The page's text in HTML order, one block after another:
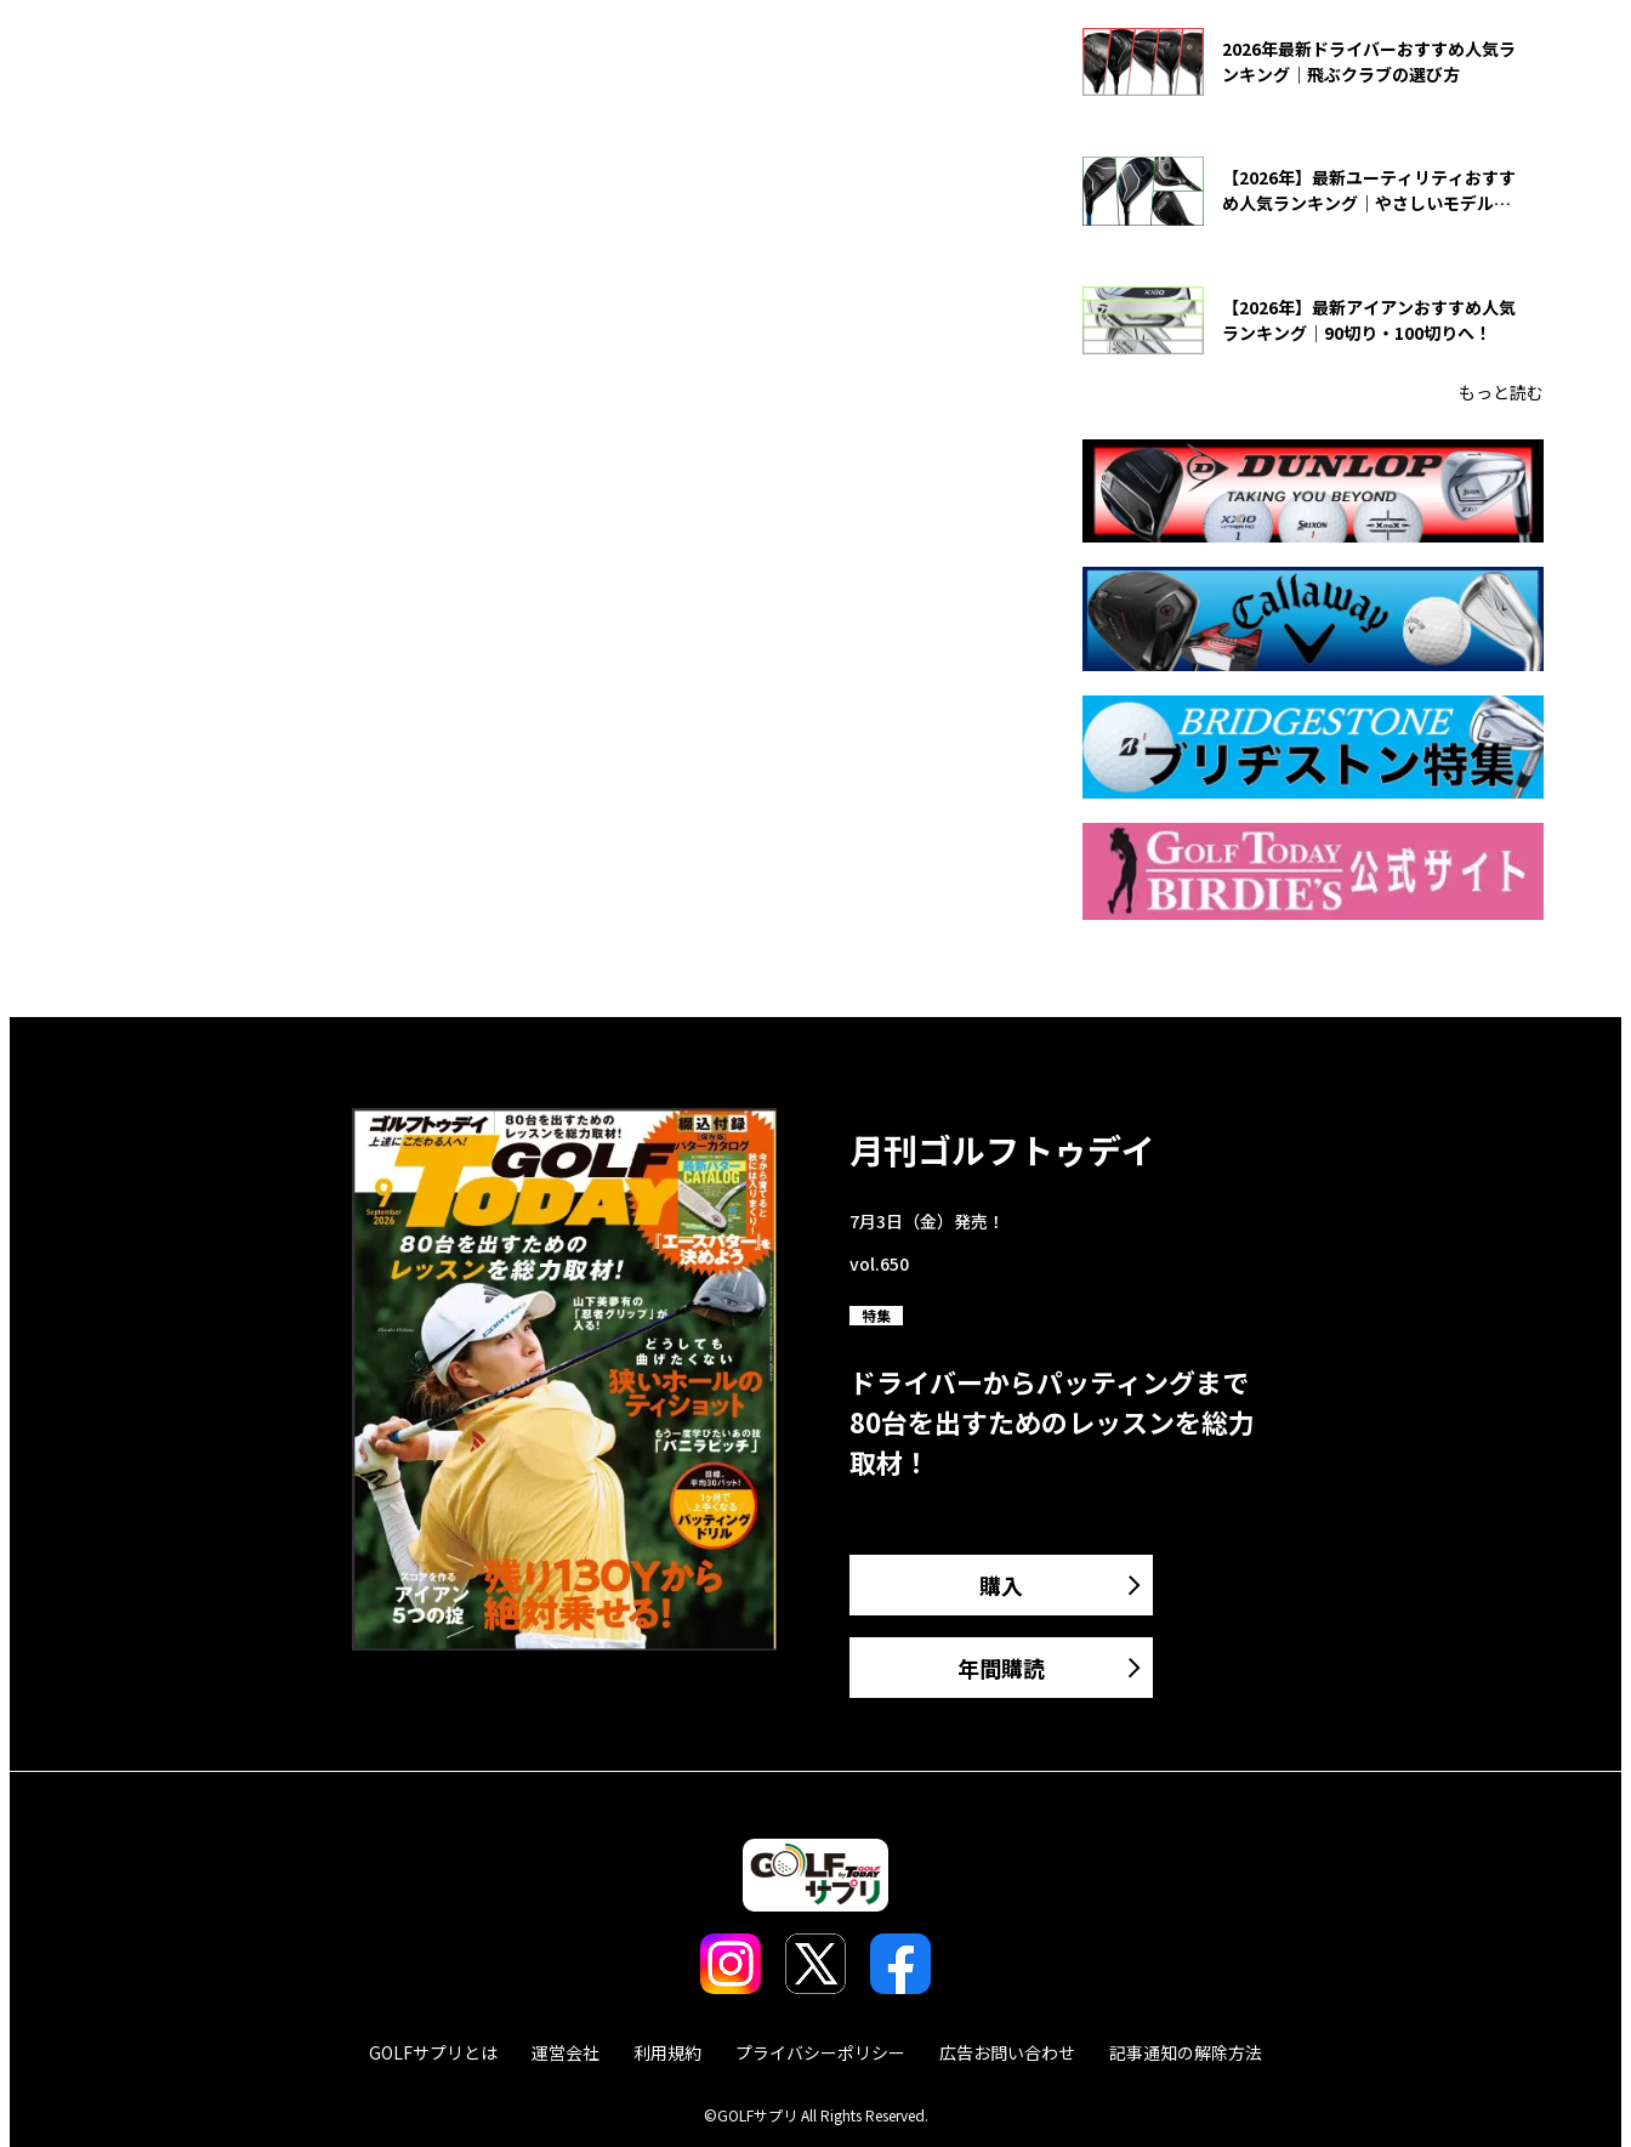
2026年最新ドライバーおすすめ人気ラ
ンキング｜飛ぶクラブの選び方
【2026年】最新ユーティリティおすす
め人気ランキング｜やさしいモデルの
【2026年】最新アイアンおすすめ人気
ランキング｜90切り・100切りへ！
もっと読む
月刊ゴルフトゥデイ
7月3日（金）発売！
vol.650
特集
ドライバーからパッティングまで
80台を出すためのレッスンを総力
取材！
購入
年間購読
GOLFサプリとは 運営会社 利用規約 プライバシーポリシー 広告お問い合わせ 記事通知の解除方法
©GOLFサプリ All Rights Reserved.